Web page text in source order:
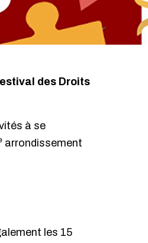
des Droits
à se
arrondissement
les 15